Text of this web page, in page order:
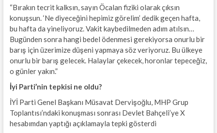
“Bırakın tecrit kalksın, sayın Öcalan fiziki olarak çıksın
konuşsun. ‘Ne diyeceğini hepimiz görelim’ dedik geçen hafta,
bu hafta da yineliyoruz. Vakit kaybedilmeden adım atılsın…
Bugünden sonra hangi bedel ödenmesi gerekiyorsa onurlu bir
barış için üzerimize düşeni yapmaya söz veriyoruz. Bu ülkeye
onurlu bir barış gelecek. Halaylar çekecek, horonlar tepeceğiz,
o günler yakın.”
İyi Parti’nin tepkisi ne oldu?
İYİ Parti Genel Başkanı Müsavat Dervişoğlu, MHP Grup
Toplantısı’ndaki konuşması sonrası Devlet Bahçeli’ye X
hesabımdan yaptığı açıklamayla tepki gösterdi